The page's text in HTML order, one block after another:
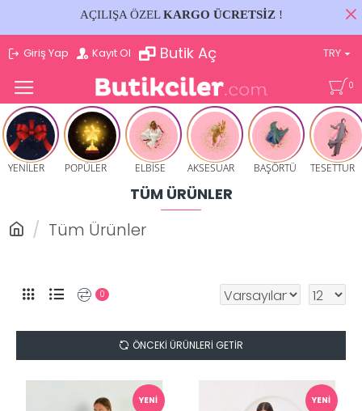
AÇILIŞA ÖZELKARGO ÜCRETSİZ!
Giriş Yap Kayıt Ol Butik Aç TRY
0
YENİLER POPÜLER ELBİSE AKSESUAR BAŞÖRTÜ TESETTUR
Tüm Ürünler
TÜM ÜRÜNLER
0
ÖNCEKI ÜRÜNLERI GETIR
YENI YENI